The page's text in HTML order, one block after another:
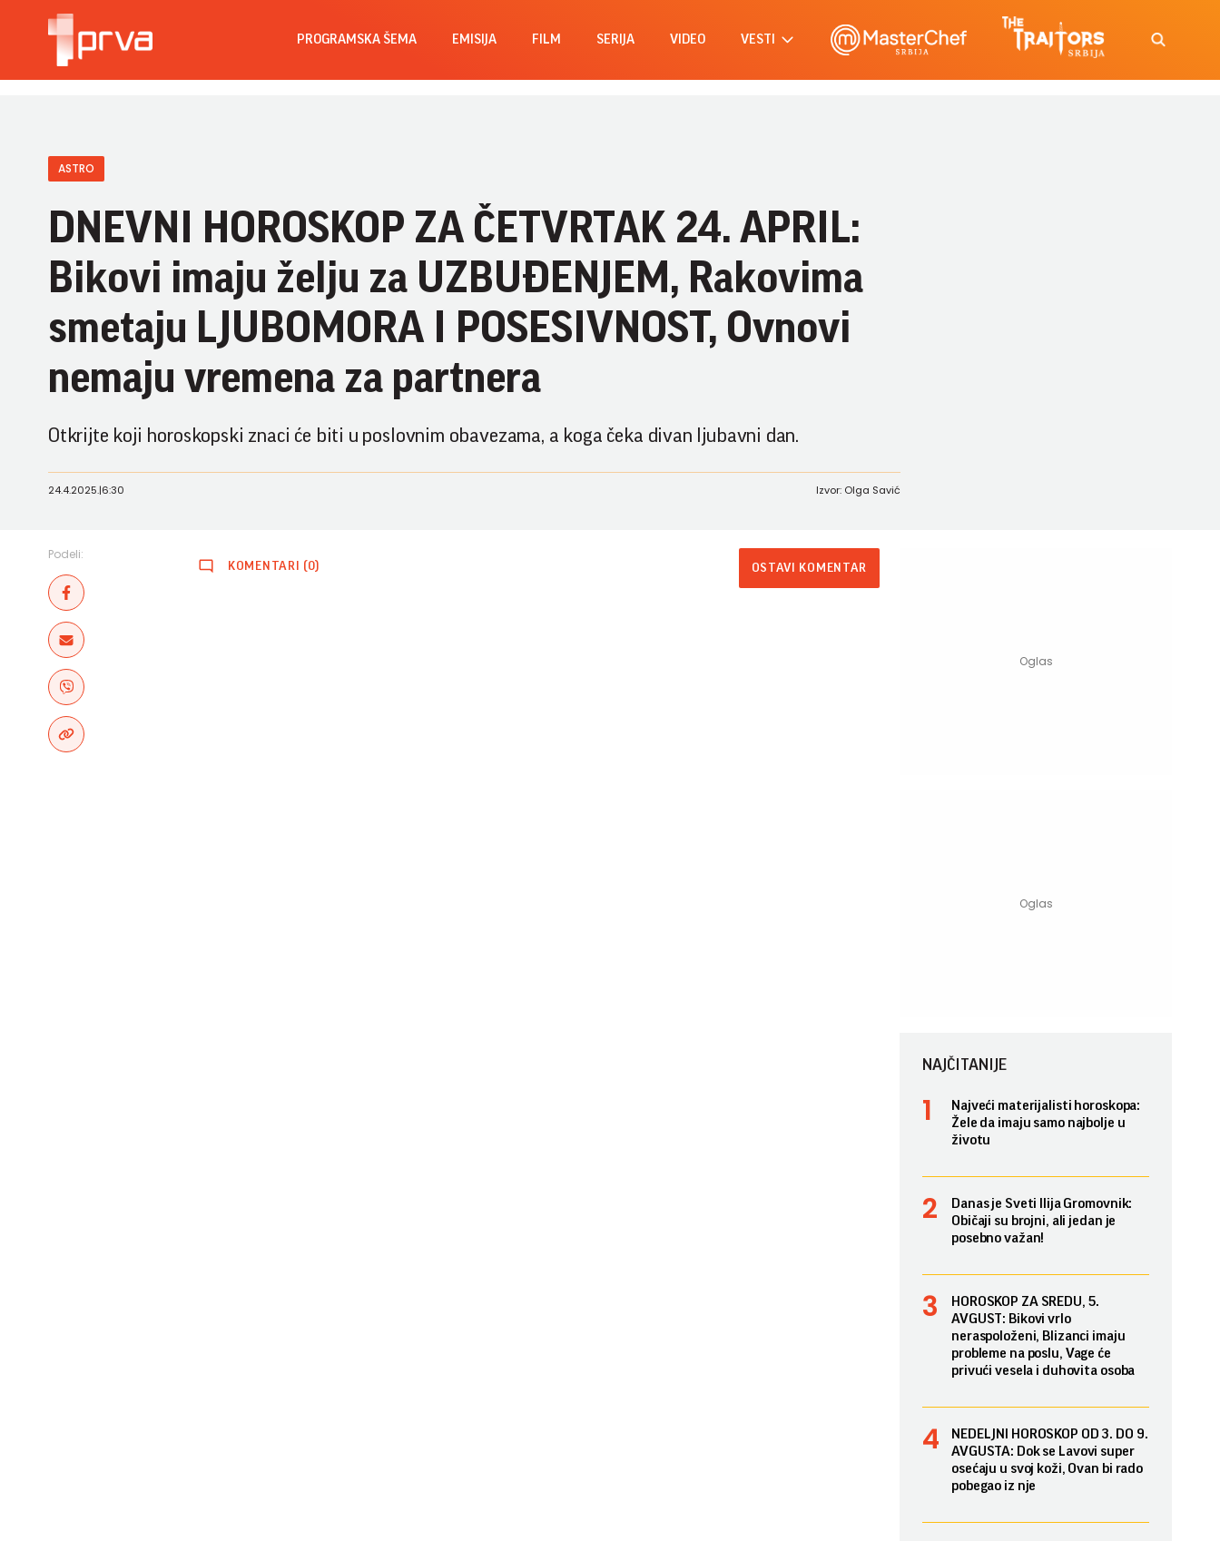
PROGRAMSKA ŠEMA EMISIJA FILM SERIJA VIDEO VESTI
ASTRO
DNEVNI HOROSKOP ZA ČETVRTAK 24. APRIL:
Bikovi imaju želju za UZBUĐENJEM, Rakovima
smetaju LJUBOMORA I POSESIVNOST, Ovnovi
nemaju vremena za partnera
Otkrijte koji horoskopski znaci će biti u poslovnim obavezama, a koga čeka divan ljubavni dan.
24.4.2025.|6:30 Izvor: Olga Savić
Podeli:
KOMENTARI (0) OSTAVI KOMENTAR
NAJČITANIJE
Najveći materijalisti horoskopa:
Žele da imaju samo najbolje u
životu
Danas je Sveti Ilija Gromovnik:
Običaji su brojni, ali jedan je
posebno važan!
HOROSKOP ZA SREDU, 5.
AVGUST: Bikovi vrlo
neraspoloženi, Blizanci imaju
probleme na poslu, Vage će
privući vesela i duhovita osoba
NEDELJNI HOROSKOP OD 3. DO 9.
AVGUSTA: Dok se Lavovi super
osećaju u svoj koži, Ovan bi rado
pobegao iz nje